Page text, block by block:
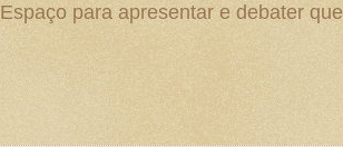
para apresentar e debater